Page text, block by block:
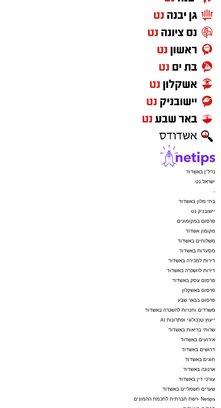
נדל"ן באשדוד
ישראל נט
-
בתי מלון באשדוד
יישובניק נט
פרסום במקומונים
מקומון אשדוד
משלוחים באשדוד
מסעדות באשדוד
דירות למכירה באשדוד
דירות להשכרה באשדוד
פרסום עסק באשדוד
פרסום באשקלון
פרסום בבאר שבע
משרדים וחנויות להשכרה באשדוד
ייעוץ טכנולוגי ופתרונות AI
שרותי בריאות באשדוד
אירועים באשדוד
דרושים באשדוד
חוגים באשדוד
ארנונה באשדוד
עורכי דין באשדוד
שערים חשמליים באשדוד
Netips -רשת חברתית לחכמת ההמונים